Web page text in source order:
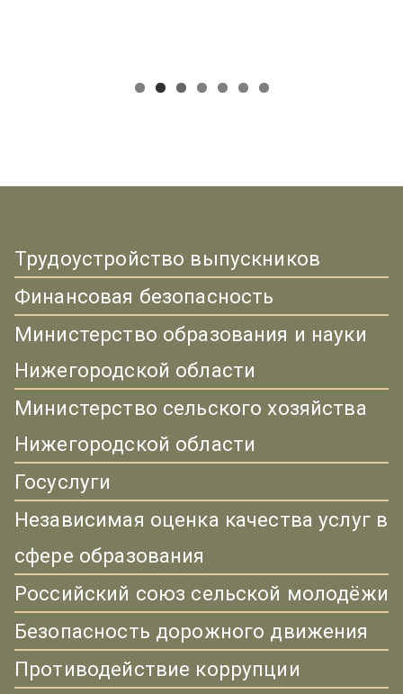
Трудоустройство выпускников
Финансовая безопасность
Министерство образования и науки
Нижегородской области
Министерство сельского хозяйства
Нижегородской области
Госуслуги
Независимая оценка качества услуг в
сфере образования
Российский союз сельской молодёжи
Безопасность дорожного движения
Противодействие коррупции